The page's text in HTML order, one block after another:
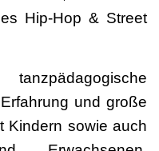
Hip-Hop & Street
und große
Kindern sowie auch